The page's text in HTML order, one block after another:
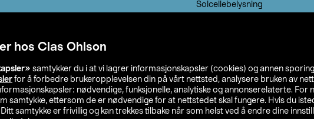
hos Clas Ohlson
samtykker du i at vi lagrer informasjonskapsler (cookies) og annen
for å forbedre brukeropplevelsen din på vårt nettsted, analysere bruken av
nødvendige, funksjonelle, analytiske og annonserelaterte. For
samtykke, ettersom de er nødvendige for at nettstedet skal fungere. Hvis du
Ditt samtykke er frivillig og kan trekkes tilbake når som helst ved å endre dine
Solcellebelysning